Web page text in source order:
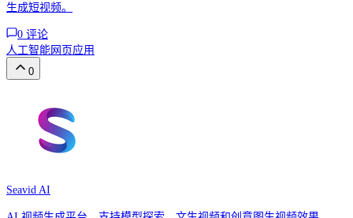
生成短视频。
0 评论
人工智能网页应用
0
Seavid AI